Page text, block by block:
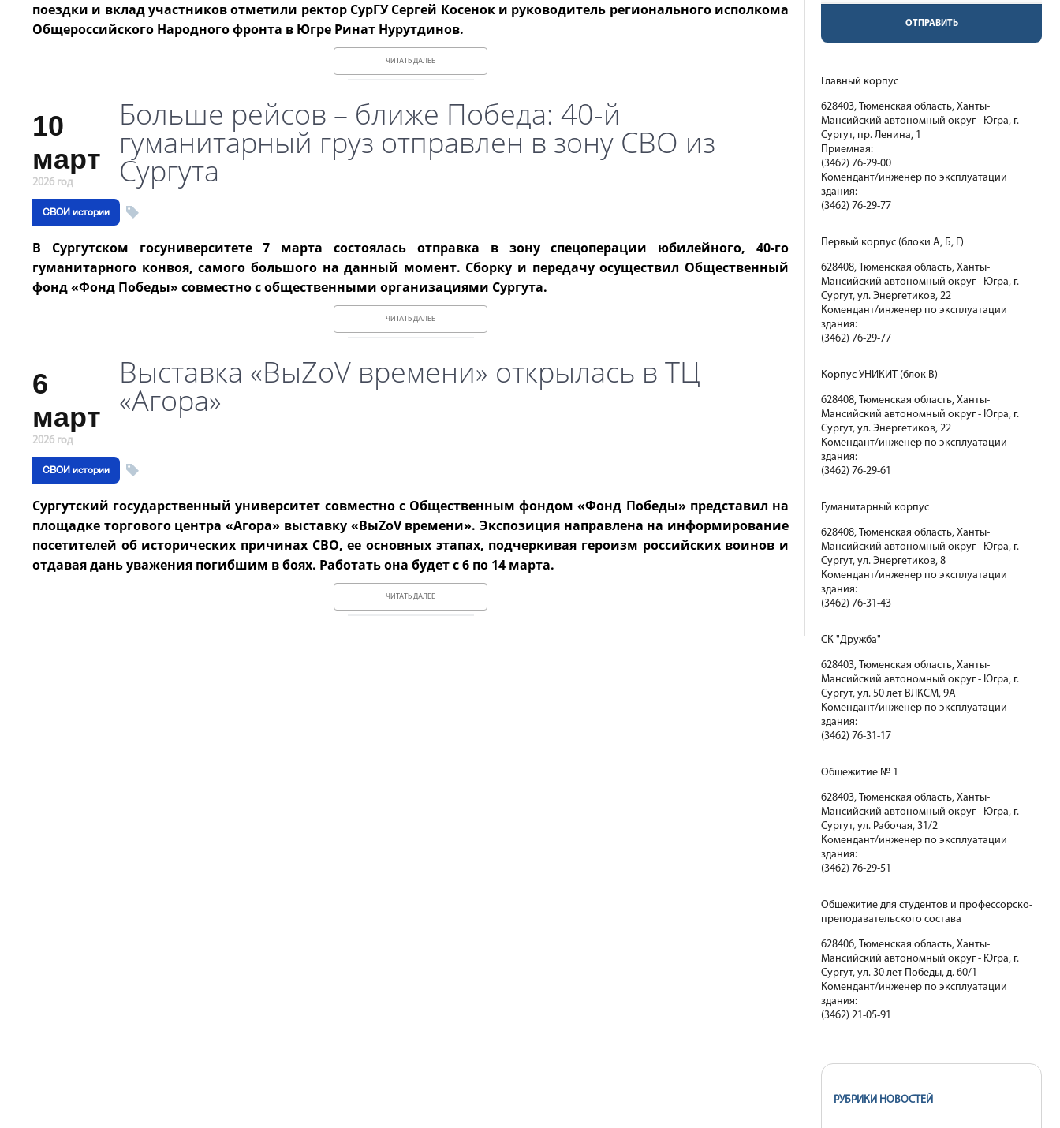
поездки и вклад участников отметили ректор СурГУ Сергей Косенок и руководитель регионального исполкома
Общероссийского Народного фронта в Югре Ринат Нурутдинов.
ЧИТАТЬ ДАЛЕЕ
10
март
2026 год
Больше рейсов – ближе Победа: 40-й
гуманитарный груз отправлен в зону СВО из
Сургута
СВОИ истории
В Сургутском госуниверситете 7 марта состоялась отправка в зону спецоперации юбилейного, 40-го
гуманитарного конвоя, самого большого на данный момент. Сборку и передачу осуществил Общественный
фонд «Фонд Победы» совместно с общественными организациями Сургута.
ЧИТАТЬ ДАЛЕЕ
6
март
2026 год
Выставка «ВыZоV времени» открылась в ТЦ
«Агора»
СВОИ истории
Сургутский государственный университет совместно с Общественным фондом «Фонд Победы» представил на
площадке торгового центра «Агора» выставку «ВыZоV времени». Экспозиция направлена на информирование
посетителей об исторических причинах СВО, ее основных этапах, подчеркивая героизм российских воинов и
отдавая дань уважения погибшим в боях. Работать она будет с 6 по 14 марта.
ЧИТАТЬ ДАЛЕЕ
ОТПРАВИТЬ
Главный корпус
628403, Тюменская область, Ханты-
Мансийский автономный округ - Югра, г.
Сургут, пр. Ленина, 1
Приемная:
(3462) 76-29-00
Комендант/инженер по эксплуатации
здания:
(3462) 76-29-77
Первый корпус (блоки А, Б, Г)
628408, Тюменская область, Ханты-
Мансийский автономный округ - Югра, г.
Сургут, ул. Энергетиков, 22
Комендант/инженер по эксплуатации
здания:
(3462) 76-29-77
Корпус УНИКИТ (блок В)
628408, Тюменская область, Ханты-
Мансийский автономный округ - Югра, г.
Сургут, ул. Энергетиков, 22
Комендант/инженер по эксплуатации
здания:
(3462) 76-29-61
Гуманитарный корпус
628408, Тюменская область, Ханты-
Мансийский автономный округ - Югра, г.
Сургут, ул. Энергетиков, 8
Комендант/инженер по эксплуатации
здания:
(3462) 76-31-43
СК "Дружба"
628403, Тюменская область, Ханты-
Мансийский автономный округ - Югра, г.
Сургут, ул. 50 лет ВЛКСМ, 9А
Комендант/инженер по эксплуатации
здания:
(3462) 76-31-17
Общежитие № 1
628403, Тюменская область, Ханты-
Мансийский автономный округ - Югра, г.
Сургут, ул. Рабочая, 31/2
Комендант/инженер по эксплуатации
здания:
(3462) 76-29-51
Общежитие для студентов и профессорско-
преподавательского состава
628406, Тюменская область, Ханты-
Мансийский автономный округ - Югра, г.
Сургут, ул. 30 лет Победы, д. 60/1
Комендант/инженер по эксплуатации
здания:
(3462) 21-05-91
РУБРИКИ НОВОСТЕЙ